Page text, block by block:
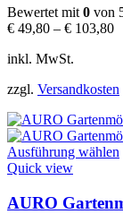
Bewertet mit0 von
€ 49,80 – € 103,80
inkl. MwSt.
zzgl. Versandkosten
Ausführung wählen
Quick view
AURO